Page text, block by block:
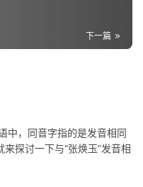
下一篇
同音字指的是发音相同
探讨一下与“张焕玉”发音相